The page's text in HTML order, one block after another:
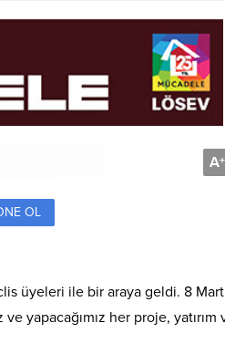
A+
OL
üyeleri ile bir araya geldi. 8 Mart
yapacağımız her proje, yatırım